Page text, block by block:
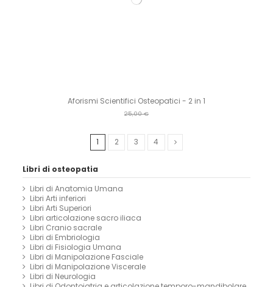
Aforismi Scientifici Osteopatici - 2 in 1
25,00 €
1 2 3 4
Libri di osteopatia
Libri di Anatomia Umana
Libri Arti inferiori
Libri Arti Superiori
Libri articolazione sacro iliaca
Libri Cranio sacrale
Libri di Embriologia
Libri di Fisiologia Umana
Libri di Manipolazione Fasciale
Libri di Manipolazione Viscerale
Libri di Neurologia